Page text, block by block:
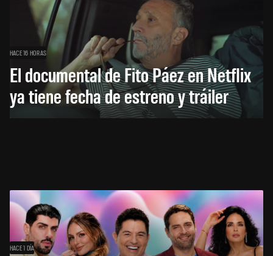
HACE 16 HORAS
El documental de Fito Páez en Netflix
ya tiene fecha de estreno y tráiler
HACE 1 DÍA